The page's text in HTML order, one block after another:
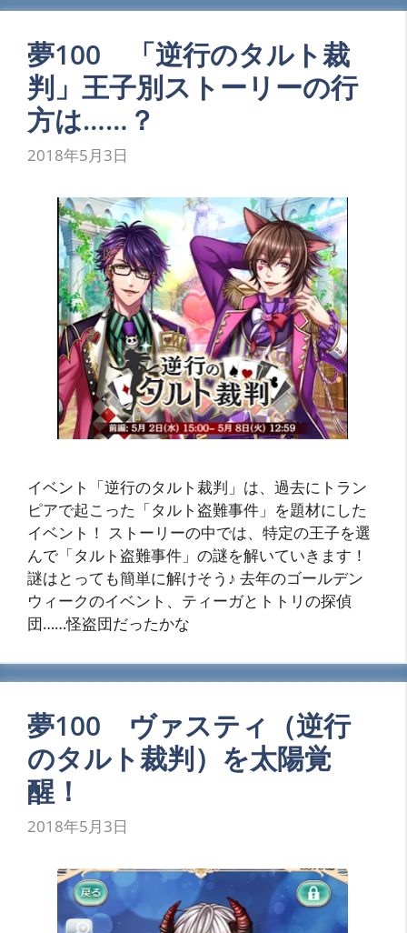
夢100 「逆行のタルト裁
判」王子別ストーリーの行
方は……？
2018年5月3日
イベント「逆行のタルト裁判」は、過去にトラン
ピアで起こった「タルト盗難事件」を題材にした
イベント！ ストーリーの中では、特定の王子を選
んで「タルト盗難事件」の謎を解いていきます！
謎はとっても簡単に解けそう♪ 去年のゴールデン
ウィークのイベント、ティーガとトトリの探偵
団……怪盗団だったかな
夢100 ヴァスティ（逆行
のタルト裁判）を太陽覚
醒！
2018年5月3日